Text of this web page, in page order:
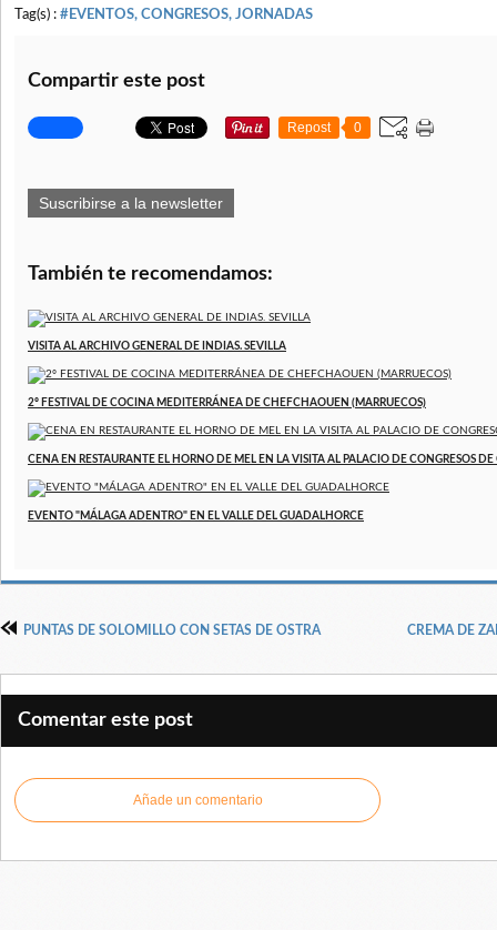
Tag(s) : #EVENTOS, CONGRESOS, JORNADAS
Compartir este post
Repost 0
Suscribirse a la newsletter
También te recomendamos:
VISITA AL ARCHIVO GENERAL DE INDIAS. SEVILLA
2º FESTIVAL DE COCINA MEDITERRÁNEA DE CHEFCHAOUEN (MARRUECOS)
CENA EN RESTAURANTE EL HORNO DE MEL EN LA VISITA AL PALACIO DE CONGRESOS
EVENTO "MÁLAGA ADENTRO" EN EL VALLE DEL GUADALHORCE
PUNTAS DE SOLOMILLO CON SETAS DE OSTRA CREMA DE
Comentar este post
Añade un comentario